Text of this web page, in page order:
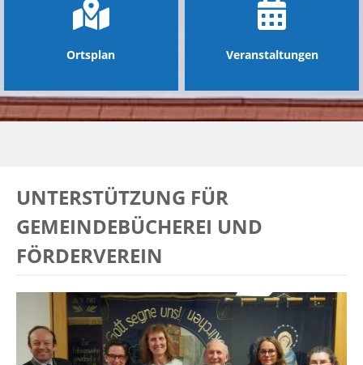
Ortsplan Veranstaltungen
UNTERSTÜTZUNG FÜR
GEMEINDEBÜCHEREI UND
FÖRDERVEREIN